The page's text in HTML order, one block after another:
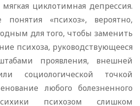
циклотимная депрессия.
понятия «психоз», вероятно,
для того, чтобы заменить
психоза, руководствующееся
проявления, внешней
социологической точкой
любого болезненного
психозом слишком